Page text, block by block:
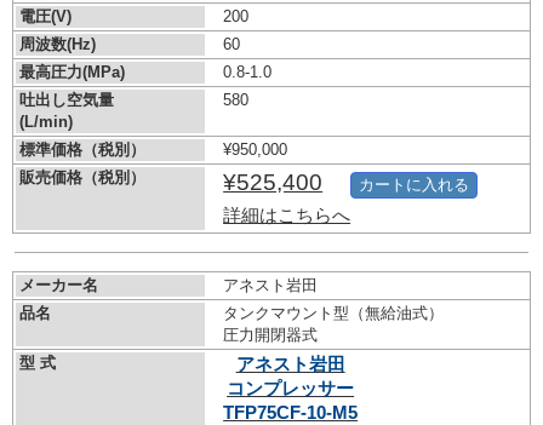
電圧(V)
200
周波数(Hz)
60
最高圧力(MPa)
0.8-1.0
吐出し空気量
(L/min)
580
標準価格（税別）
¥950,000
販売価格（税別）
¥525,400
詳細はこちらへ
カートに入れる
メーカー名
アネスト岩田
品名
タンクマウント型（無給油式）
圧力開閉器式
型 式
アネスト岩田
コンプレッサー
TFP75CF-10-M5